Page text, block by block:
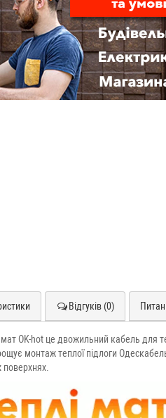
Відгуків (0)
OK-hot це двожильний кабель для
монтаж теплої підлоги
поверхнях.